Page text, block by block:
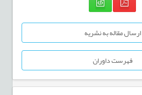
ارسال مقاله به نشریه
فهرست داوران